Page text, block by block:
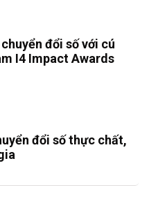
đổi số với cú
I4 Impact Awards
đổi số thực chất,